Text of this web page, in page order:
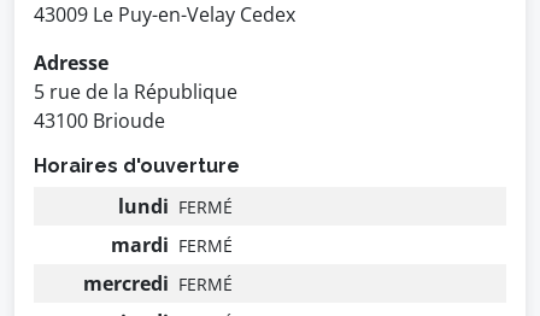
43009 Le Puy-en-Velay Cedex
Adresse
5 rue de la République
43100 Brioude
Horaires d'ouverture
lundi FERMÉ
mardi FERMÉ
mercredi FERMÉ